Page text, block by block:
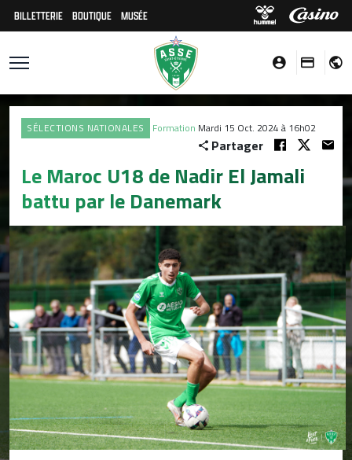
BILLETTERIE BOUTIQUE MUSÉE
SÉLECTIONS NATIONALES Formation Mardi 15 Oct. 2024 à 16h02
Partager
Le Maroc U18 de Nadir El Jamali
battu par le Danemark